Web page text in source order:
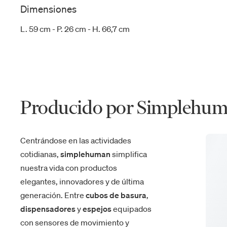
Dimensiones
L. 59 cm - P. 26 cm - H. 66,7 cm
Producido por
Centrándose en las actividades
cotidianas, simplehuman simplifica
nuestra vida con productos
elegantes, innovadores y de última
generación. Entre cubos de basura,
dispensadoresyespejosequipados
con sensores de movimiento y